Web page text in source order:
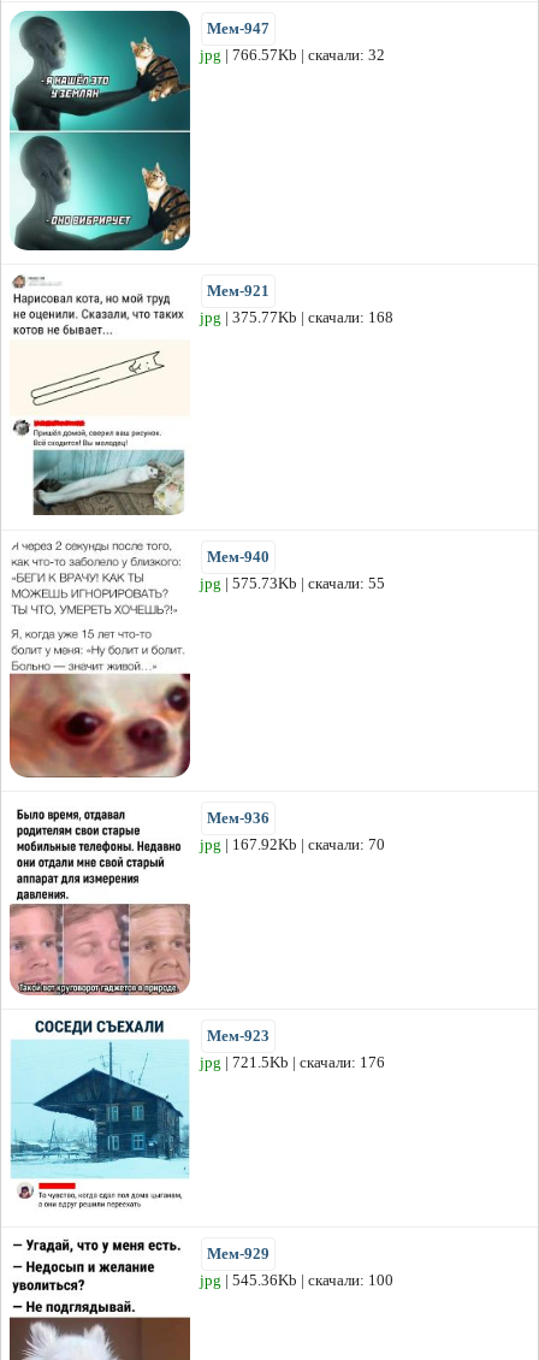
Мем-947
jpg | 766.57Kb | скачали: 32
Мем-921
jpg | 375.77Kb | скачали: 168
Мем-940
jpg | 575.73Kb | скачали: 55
Мем-936
jpg | 167.92Kb | скачали: 70
Мем-923
jpg | 721.5Kb | скачали: 176
Мем-929
jpg | 545.36Kb | скачали: 100